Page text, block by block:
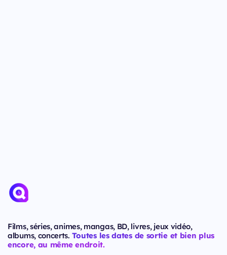
Films, séries, animes, mangas, BD, livres, jeux vidéo,
albums, concerts. Toutes les dates de sortie et bien plus
encore, au même endroit.